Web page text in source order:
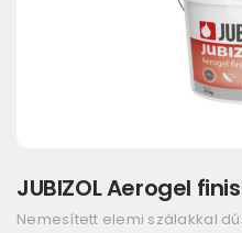
JUBIZOL Aerogel
Nemesített elemi szálakkal